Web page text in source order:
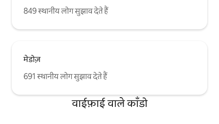
849 स्थानीय लोग सुझाव देते हैं
मेडोज़
691 स्थानीय लोग सुझाव देते हैं
वाईफ़ाई वाले काँडो